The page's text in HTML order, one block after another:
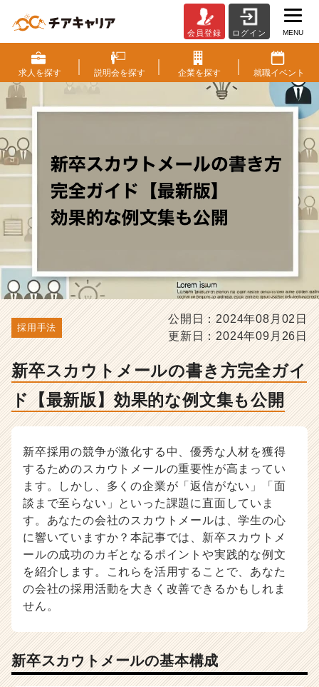
卒
ス
カ
ト
ル
の
書
方
イ
果
的
な
例
文
も
公
開
-
人
事・
採
用
担
当
会員登録 ログイン MENU
求人を探す 説明会を探す 企業を探す 就職イベント
採用手法
公開日：2024年08月02日
更新日：2024年09月26日
新卒スカウトメールの書き方完全ガイ
ド【最新版】効果的な例文集も公開
新卒採用の競争が激化する中、優秀な人材を獲得
するためのスカウトメールの重要性が高まってい
ます。しかし、多くの企業が「返信がない」「面
談まで至らない」といった課題に直面していま
す。あなたの会社のスカウトメールは、学生の心
に響いていますか？本記事では、新卒スカウトメ
ールの成功のカギとなるポイントや実践的な例文
を紹介します。これらを活用することで、あなた
の会社の採用活動を大きく改善できるかもしれま
せん。
新卒スカウトメールの基本構成